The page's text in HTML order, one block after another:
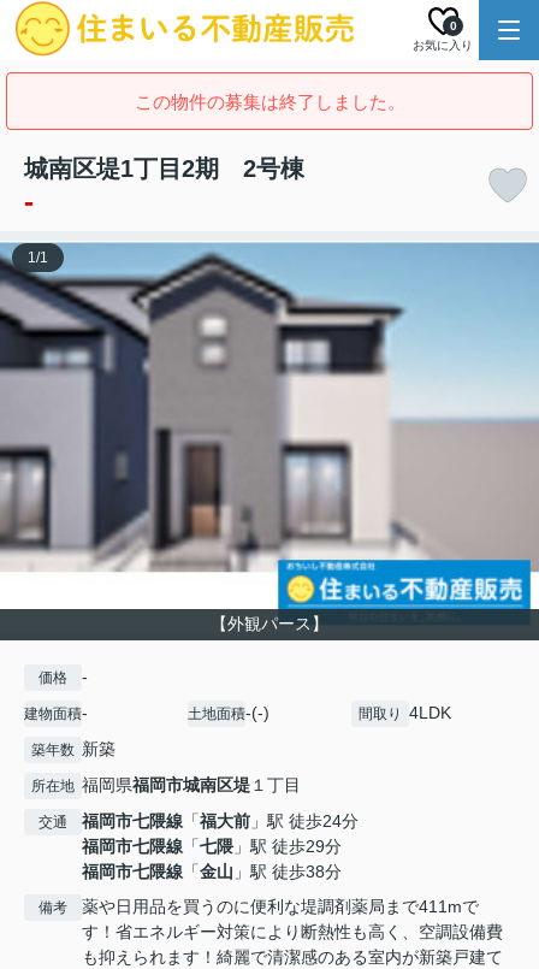
お気に入り
0
この物件の募集は終了しました。
城南区堤1丁目2期 2号棟
-
【外観パース】
1/1
価格 -
建物面積- 土地面積-(-) 間取り 4LDK
築年数 新築
所在地 福岡県福岡市城南区堤１丁目
交通 福岡市七隈線 「福大前 」駅 徒歩24分
福岡市七隈線 「七隈 」駅 徒歩29分
福岡市七隈線 「金山 」駅 徒歩38分
備考
薬や日用品を買うのに便利な堤調剤薬局まで411mで
す！省エネルギー対策により断熱性も高く、空調設備費
も抑えられます！綺麗で清潔感のある室内が新築戸建て